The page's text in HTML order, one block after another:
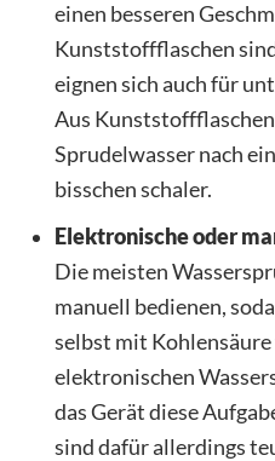
einen besseren
Kunststoffflaschen
eignen sich auch für
Aus
Sprudelwasser nach
bisschen schaler.
Elektronische oder
Die meisten
manuell bedienen,
selbst mit Kohlensäure
elektronischen
das Gerät diese
sind dafür allerdings